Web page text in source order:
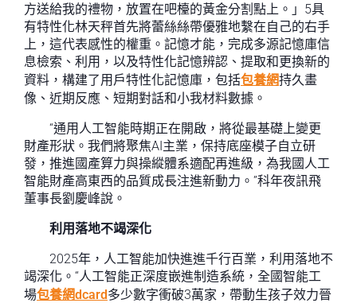
方送給我的禮物，放置在吧檯的黃金分割點上。」5具
有特性化林天秤首先將蕾絲絲帶優雅地繫在自己的右手
上，這代表感性的權重。記憶才能，完成多源記憶庫信
息檢索、利用，以及特性化記憶辨認、提取和更換新的
資料，構建了用戶特性化記憶庫，包括包養網持久畫
像、近期反應、短期對話和小我材料數據。
“通用人工智能時期正在開啟，將從最基礎上變更
財產形狀。我們將聚焦AI主業，保持底座模子自立研
發，推進國產算力與操縱體系適配再進級，為我國人工
智能財產高東西的品質成長注進新動力。”科年夜訊飛
董事長劉慶峰說。
利用落地不竭深化
2025年，人工智能加快進進千行百業，利用落地不
竭深化。“人工智能正深度嵌進制造系統，全國智能工
場包養網dcard多少數字衝破3萬家，帶動生孩子效力晉